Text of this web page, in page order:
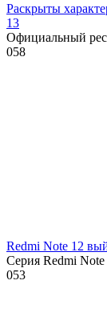
Раскрыты
13
Официальный
058
Redmi Note 12
Серия Redmi Note
053